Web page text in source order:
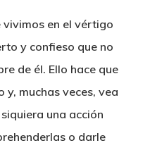
vivimos en el vértigo
y confieso que no
de él. Ello hace que
y, muchas veces, vea
una acción
o darle